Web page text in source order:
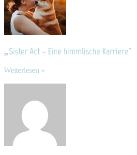
„Sister Act – Eine himmlische Karriere“
Weiterlesen »